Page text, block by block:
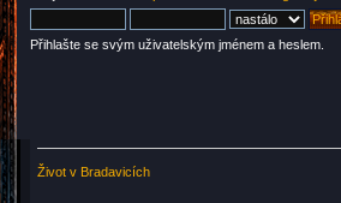
Přihlašte se svým uživatelským jménem a heslem.
Život v Bradavicích